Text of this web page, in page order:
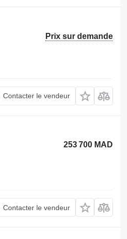
Prix sur demande
Contacter le vendeur
253 700 MAD
Contacter le vendeur